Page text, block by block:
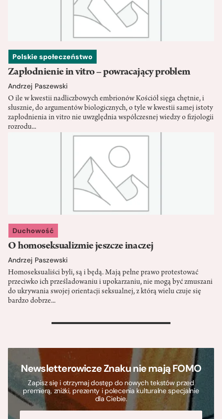
Polskie społeczeństwo
Zapłodnienie in vitro – powracający problem
Andrzej Paszewski
O ile w kwestii nadliczbowych embrionów Kościół sięga chętnie, i
słusznie, do argumentów biologicznych, o tyle w kwestii samej istoty
zapłodnienia in vitro nie uwzględnia współczesnej wiedzy o fizjologii
rozrodu...
Duchowość
O homoseksualizmie jeszcze inaczej
Andrzej Paszewski
Homoseksualiści byli, są i będą. Mają pełne prawo protestować
przeciwko ich prześladowaniu i upokarzaniu, nie mogą być zmuszani
do ukrywania swojej orientacji seksualnej, z którą wielu czuje się
bardzo dobrze...
>
Newsletterowicze Znaku nie mają FOMO
Zapisz się i otrzymaj dostęp do nowych tekstów przed
premierą, zniżki, prezenty i polecenia kulturalne specjalnie
dla Ciebie.